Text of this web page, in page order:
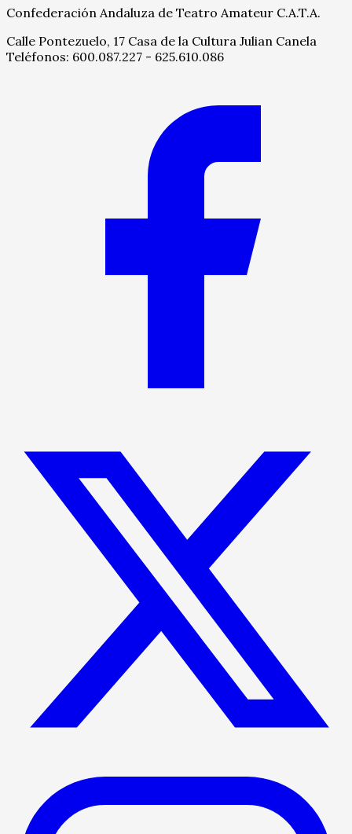
Confederación Andaluza de Teatro Amateur C.A.T.A.
Calle Pontezuelo, 17 Casa de la Cultura Julian Canela
Teléfonos: 600.087.227 - 625.610.086